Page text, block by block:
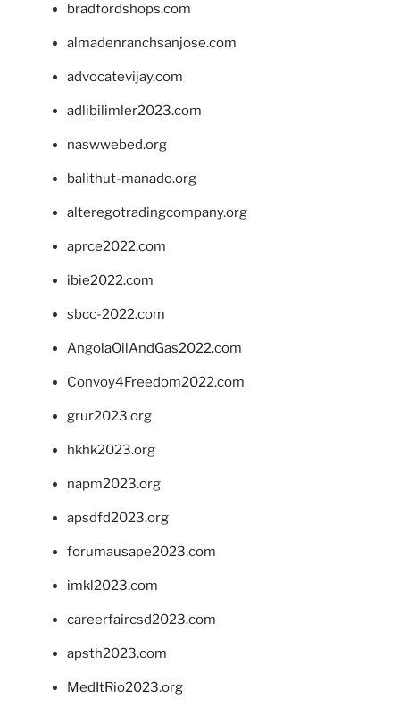
bradfordshops.com
almadenranchsanjose.com
advocatevijay.com
adlibilimler2023.com
naswwebed.org
balithut-manado.org
alteregotradingcompany.org
aprce2022.com
ibie2022.com
sbcc-2022.com
AngolaOilAndGas2022.com
Convoy4Freedom2022.com
grur2023.org
hkhk2023.org
napm2023.org
apsdfd2023.org
forumausape2023.com
imkl2023.com
careerfaircsd2023.com
apsth2023.com
MedItRio2023.org